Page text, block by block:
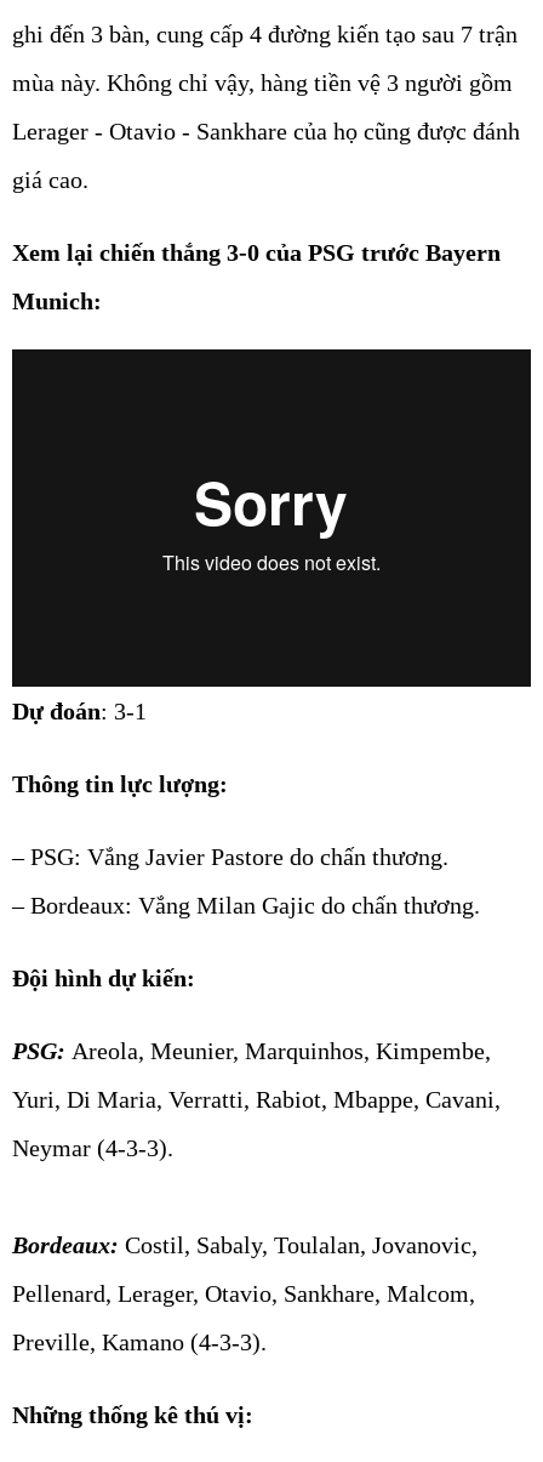
ghi đến 3 bàn, cung cấp 4 đường kiến tạo sau 7 trận
mùa này. Không chỉ vậy, hàng tiền vệ 3 người gồm
Lerager - Otavio - Sankhare của họ cũng được đánh
giá cao.
Xem lại chiến thắng 3-0 của PSG trước Bayern
Munich:
Dự đoán: 3-1
Thông tin lực lượng:
– PSG: Vắng Javier Pastore do chấn thương.
– Bordeaux: Vắng Milan Gajic do chấn thương.
Đội hình dự kiến:
PSG: Areola, Meunier, Marquinhos, Kimpembe,
Yuri, Di Maria, Verratti, Rabiot, Mbappe, Cavani,
Neymar (4-3-3).
Bordeaux: Costil, Sabaly, Toulalan, Jovanovic,
Pellenard, Lerager, Otavio, Sankhare, Malcom,
Preville, Kamano (4-3-3).
Những thống kê thú vị: